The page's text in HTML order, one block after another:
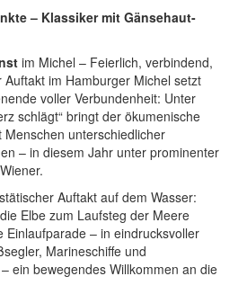
– Klassiker mit Gänsehaut-
im Michel – Feierlich, verbindend,
Auftakt im Hamburger Michel setzt
voller Verbundenheit: Unter
schlägt“ bringt der ökumenische
Menschen unterschiedlicher
– in diesem Jahr unter prominenter
Auftakt auf dem Wasser:
Elbe zum Laufsteg der Meere
Einlaufparade – in eindrucksvoller
Marineschiffe und
ein bewegendes Willkommen an die